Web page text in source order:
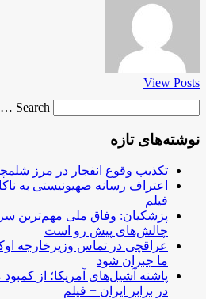
View Posts
Search …
نوشته‌های تازه
تکذیب وقوع انفجار در مرز
اعتراف رسانه صهیونیستی به
فیلم
پزشکیان: وفاق ملی مهم‌ترین
چالش‌های پیش رو است
عراقچی در تماس وزیرخارجه
ما جبران شود
پاشنه آشیل‌های آمریکا؛ از
در برابر ایران + فیلم